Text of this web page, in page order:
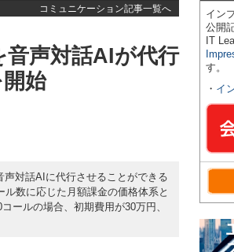
コミュニケーション記事一覧へ
声対話AIが代行
始
対話AIに代行させることができる
数に応じた月額課金の価格体系と
ールの場合、初期費用が30万円、
イン
公開
IT
す。
・ イ